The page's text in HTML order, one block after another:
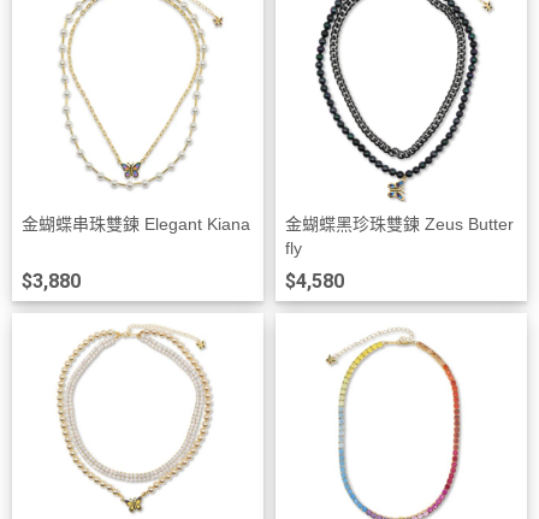
金蝴蝶串珠雙鍊 Elegant Kiana
$3,880
金蝴蝶黑珍珠雙鍊 Zeus Butter
fly
$4,580